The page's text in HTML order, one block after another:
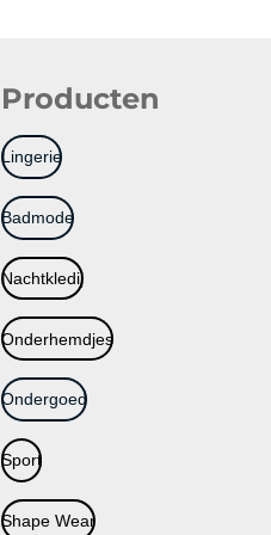
Producten
Lingerie
Badmode
Nachtkledij
Onderhemdjes
Ondergoed
Sport
Shape Wear